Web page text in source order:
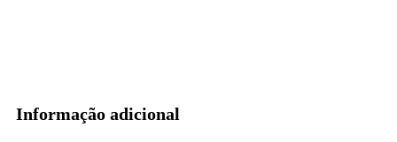
Informação adicional